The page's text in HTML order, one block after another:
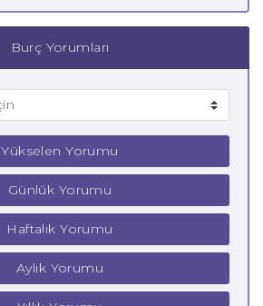
Burç Yorumları
Yükselen Yorumu
Günlük Yorumu
Haftalık Yorumu
Aylık Yorumu